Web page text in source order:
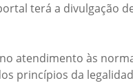
terá a
atendimento às
princípios da